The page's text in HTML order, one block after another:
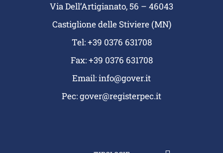
Via Dell’Artigianato, 56 – 46043
Castiglione delle Stiviere (MN)
Tel: +39 0376 631708
Fax: +39 0376 631708
Email:info@gover.it
Pec:gover@registerpec.it